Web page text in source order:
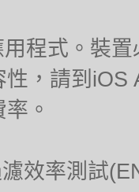
程式。裝
，請到
。
效率測試